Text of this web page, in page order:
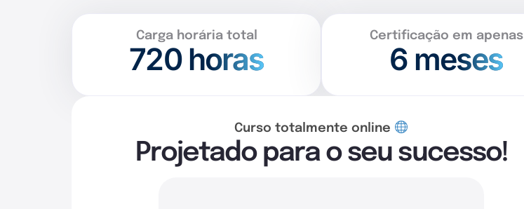
Carga horária total
720horas
Certificação em apenas
6 meses
Curso totalmente online
Projetado para o seu sucesso!